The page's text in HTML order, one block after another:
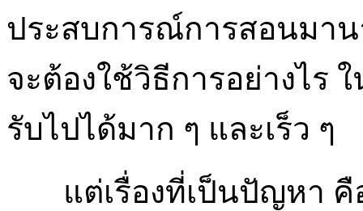
ประสบการณ์การสอนมา
จะต้องใช้วิธีการอย่างไร
รับไปได้มาก ๆ และเร็ว ๆ
แต่เรื่องที่เป็นปัญหา คือ